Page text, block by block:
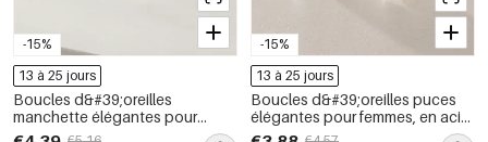
-15%
13 à 25 jours
Boucles d&#39;oreilles
manchette élégantes pour
femmes, en acier inoxydable
-15%
13 à 25 jours
Boucles d&#39;oreilles puces
élégantes pour femmes, en acier
inoxydable imperméable, avec